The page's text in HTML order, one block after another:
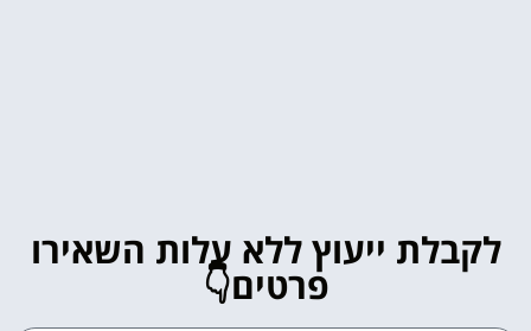
לקבלת ייעוץ ללא עלות השאירו
פרטים👇